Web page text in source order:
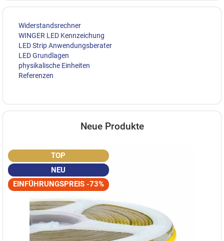
Widerstandsrechner
WINGER LED Kennzeichung
LED Strip Anwendungsberater
LED Grundlagen
physikalische Einheiten
Referenzen
Neue Produkte
TOP
NEU
EINFÜHRUNGSPREIS -73%